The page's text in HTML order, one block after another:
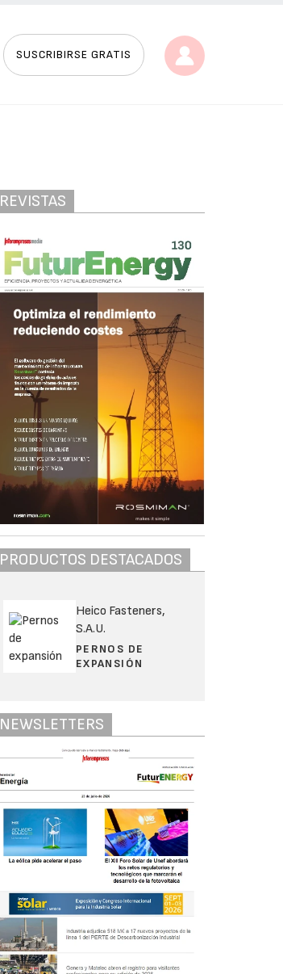
SUSCRIBIRSE GRATIS
REVISTAS
PRODUCTOS DESTACADOS
Heico Fasteners,
S.A.U.
PERNOS DE
EXPANSIÓN
NEWSLETTERS